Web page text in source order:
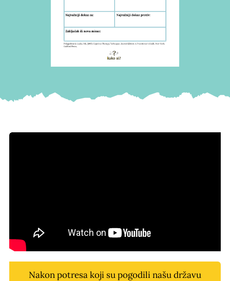
Nakon potresa koji su pogodili našu državu